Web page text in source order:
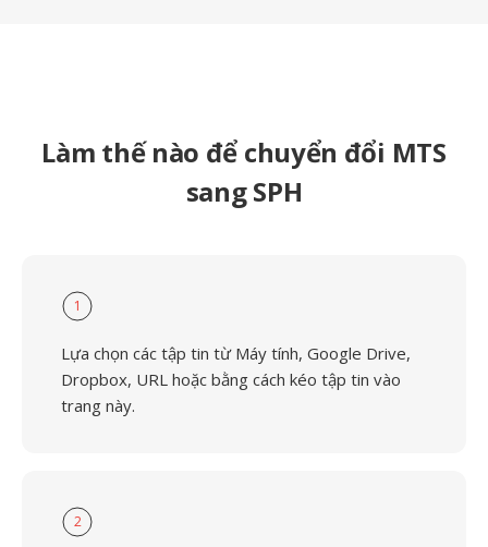
Làm thế nào để chuyển đổi MTS
sang SPH
1
Lựa chọn các tập tin từ Máy tính, Google Drive,
Dropbox, URL hoặc bằng cách kéo tập tin vào
trang này.
2